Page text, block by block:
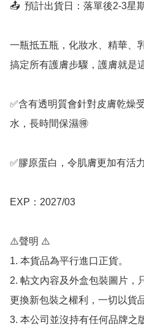
📤  預計出貨日：落單後2-3星
一瓶抵五瓶，化妝水、精華、
搞定所有護膚步驟，護膚就是
✅含有透明質會針對皮膚乾燥
水，長時間保濕🉐
✅膠原蛋白，令肌膚更加有活
EXP：2027/03
⚠️聲明 ⚠️
1. 本貨品為平行進口正貨。
2. 帖文內容及外盒包裝圖片，
更換新包裝之權利，一切以貨
3. 本公司並沒持有任何品牌之